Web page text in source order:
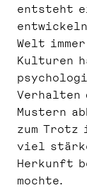
entsteht
Welt
Kulturen
Verhalten
Mustern
zum Trotz
viel
Herkunft
mochte.